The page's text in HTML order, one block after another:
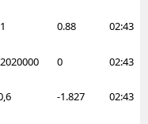
0.88 02:43
0 02:43
-1.827 02:43